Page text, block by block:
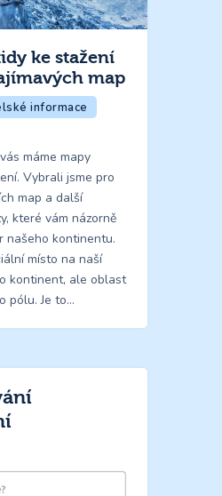
ke stažení
map
informace
máme mapy
Vybrali jsme pro
map a další
které vám názorně
našeho kontinentu.
místo na naší
kontinent, ale oblast
pólu. Je to…